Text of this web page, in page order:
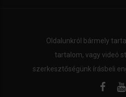
Oldalunkról bármely
tartalom, vagy videó
szerkesztőségünk írásbeli